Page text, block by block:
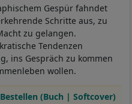
Gespür fahndet
Schritte aus, zu
zu gelangen.
Tendenzen
ins Gespräch zu kommen
wollen.
Bestellen (Buch | Softcover)